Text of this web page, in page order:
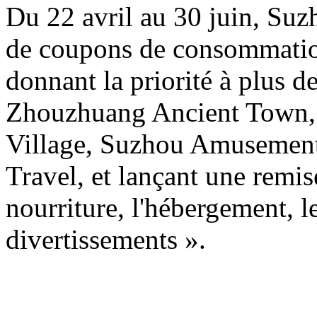
Du 22 avril au 30 juin,
de coupons de
donnant la priorité à plus
Zhouzhuang Ancient
Village, Suzhou
Travel, et lançant une
nourriture, l'hébergement,
divertissements ».